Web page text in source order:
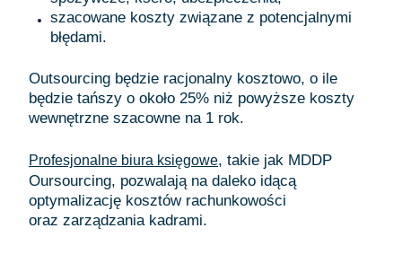
szacowane koszty związane z potencjalnymi
błędami.
Outsourcing będzie racjonalny kosztowo, o ile
będzie tańszy o około 25% niż powyższe koszty
wewnętrzne szacowne na 1 rok.
Profesjonalne biura księgowe, takie jak MDDP
Oursourcing, pozwalają na daleko idącą
optymalizację kosztów rachunkowości
oraz zarządzania kadrami.